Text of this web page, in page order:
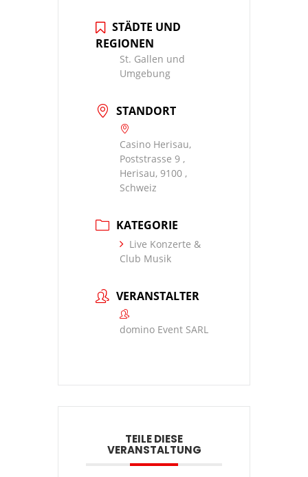
STÄDTE UND
REGIONEN
St. Gallen und
Umgebung
STANDORT
Casino Herisau,
Poststrasse 9 ,
Herisau, 9100 ,
Schweiz
KATEGORIE
Live Konzerte &
Club Musik
VERANSTALTER
domino Event SARL
TEILE DIESE
VERANSTALTUNG